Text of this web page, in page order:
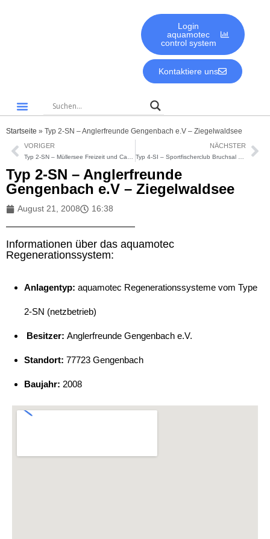
Login
aquamotec
control system
Kontaktiere uns
Startseite » Typ 2-SN – Anglerfreunde Gengenbach e.V – Ziegelwaldsee
VORIGER
Typ 2-SN – Müllersee Freizeit und Camping GmbH in Riegel
NÄCHSTER
Typ 4-SI – Sportfischerclub Bruchsal – Fuchslochsee
Typ 2-SN – Anglerfreunde
Gengenbach e.V – Ziegelwaldsee
August 21, 2008 16:38
Informationen über das aquamotec
Regenerationssystem:
Anlagentyp: aquamotec Regenerationssysteme vom Type
2-SN (netzbetrieb)
Besitzer: Anglerfreunde Gengenbach e.V.
Standort: 77723 Gengenbach
Baujahr: 2008